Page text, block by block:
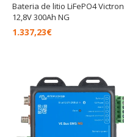
Bateria de litio LiFePO4 Victron
12,8V 300Ah NG
1.337,23€